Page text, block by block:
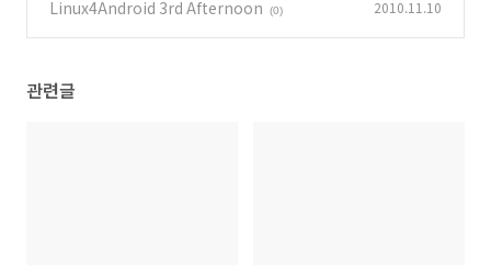
Linux4Android 3rd Afternoon (0) 2010.11.10
관련글